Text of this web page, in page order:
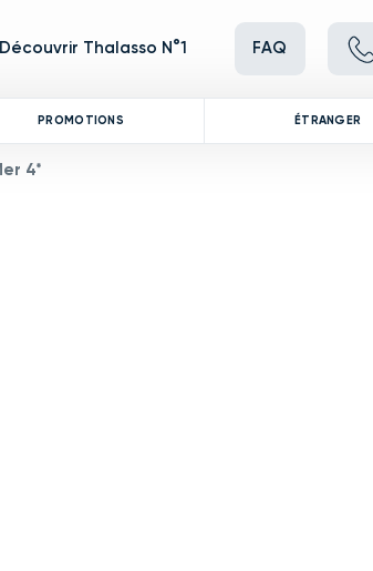
Découvrir Thalasso N°1 FAQ
PROMOTIONS ÉTRANGER
4*
follows. Use the Previous and Next buttons